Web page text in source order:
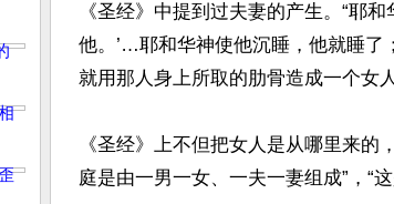
《圣经》中提到过夫妻的产生。“耶
他。’…耶和华神使他沉睡，他就睡了
就用那人身上所取的肋骨造成一个女
《圣经》上不但把女人是从哪里来
庭是由一男一女、一夫一妻组成”，“